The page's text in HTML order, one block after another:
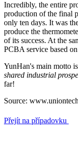
Incredibly, the entire
production of the final
only ten days. It was
produce the
of its success. At the
PCBA service based
YunHan's main motto is
shared industrial
far!
Source:
Přejít na případovku